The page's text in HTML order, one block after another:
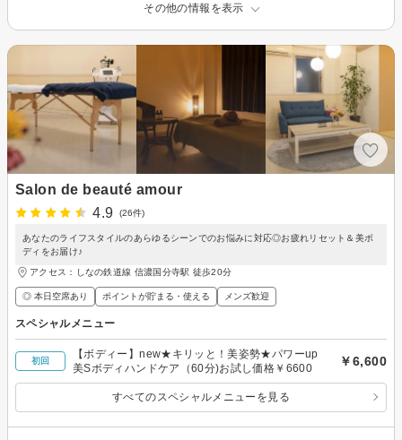
その他の情報を表示
Salon de beauté amour
4.9
(26件)
あなたのライフスタイルのあらゆるシーンでのお悩みに対応◎お疲れリセット＆美ボ
ディをお届け♪
アクセス：しなの鉄道線 信濃国分寺駅 徒歩20分
◎ 本日空席あり ポイントが貯まる・使える メンズ歓迎
スペシャルメニュー
初回
【ボディー】new★キリッと！美姿勢★パワーup
美Sボディハンドケア（60分)お試し価格￥6600
￥6,600
すべてのスペシャルメニューを見る